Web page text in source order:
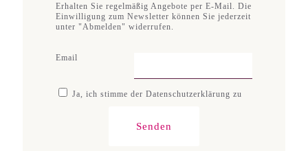
Erhalten Sie regelmäßig Angebote per E-Mail. Die
Einwilligung zum Newsletter können Sie jederzeit
unter "Abmelden" widerrufen.
Email
Ja, ich stimme der Datenschutzerklärung zu
Senden